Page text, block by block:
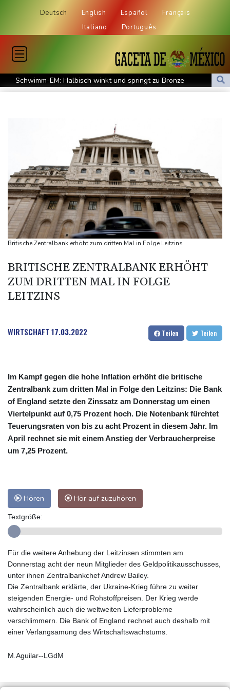
Deutsch English Español
Français
Italiano
Português
Schwimm-EM: Halbisch winkt und springt zu Bronze
Selenskyj: Ukraine hat praktisch keine intakten
Braunschweig nach Kantersieg in Magdeburg an der Spitze
Absteiger schlägt Aufsteiger: Heidenheim siegt turbulent
Aussetzung von Lkw-Fahrverbot: BUND kritisiert Maßnahme -
Industrie begrüßt sie
US-Senat bestätigt mit knapper Mehrheit Trumps umstrittenen
Justizminister Blanche
Schwimm-EM: Schmidbauer verliert Titel, Halbisch gewinnt
Bronze
Frankreich: Crémant-Lese in Burgund beginnt wegen Hitzewellen
Europas Automarkt wächst, doch der E-Auto-Boom verschärft
den Druck
Klinsmann über Horror-Verletzung: "Ich hatte Glück"
Britische Zentralbank erhöht zum dritten Mal in Folge Leitzins
BRITISCHE ZENTRALBANK ERHÖHT
ZUM DRITTEN MAL IN FOLGE
LEITZINS
WIRTSCHAFT 17.03.2022 Teilen Teilen
Im Kampf gegen die hohe Inflation erhöht die britische
Zentralbank zum dritten Mal in Folge den Leitzins: Die Bank
of England setzte den Zinssatz am Donnerstag um einen
Viertelpunkt auf 0,75 Prozent hoch. Die Notenbank fürchtet
Teuerungsraten von bis zu acht Prozent in diesem Jahr. Im
April rechnet sie mit einem Anstieg der Verbraucherpreise
um 7,25 Prozent.
Hören Hör auf zuzuhören
Textgröße:
Für die weitere Anhebung der Leitzinsen stimmten am
Donnerstag acht der neun Mitglieder des Geldpolitikausschusses,
unter ihnen Zentralbankchef Andrew Bailey.
Die Zentralbank erklärte, der Ukraine-Krieg führe zu weiter
steigenden Energie- und Rohstoffpreisen. Der Krieg werde
wahrscheinlich auch die weltweiten Lieferprobleme
verschlimmern. Die Bank of England rechnet auch deshalb mit
einer Verlangsamung des Wirtschaftswachstums.
M.Aguilar--LGdM